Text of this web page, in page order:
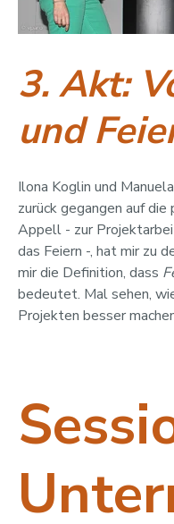
3. Akt:
und
Ilona Koglin und
zurück gegangen auf
Appell - zur
das Feiern -, hat mir zu
mir die Definition, dass
bedeutet. Mal sehen,
Projekten besser